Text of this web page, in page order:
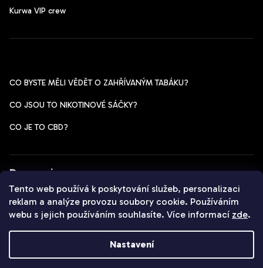
Tento web používá k poskytování služeb, personalizaci
reklam a analýze provozu soubory cookie. Používáním
webu s jejich používáním souhlasíte. Více informací zde.
Nastavení
Kurwa VIP crew
CO BYSTE MĚLI VĚDĚT O ZAHŘÍVANÝM TABÁKU?
CO JSOU TO NIKOTINOVÉ SÁČKY?
CO JE TO CBD?
Dopravci
Vytvořil Shoptet
Copyright 2026Czechpods.cz. Všechna práva vyhrazena.